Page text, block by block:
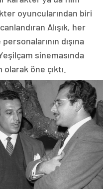
oyuncularından biri
Alışık, her
personalarının dışına
sinemasında
öne çıktı.